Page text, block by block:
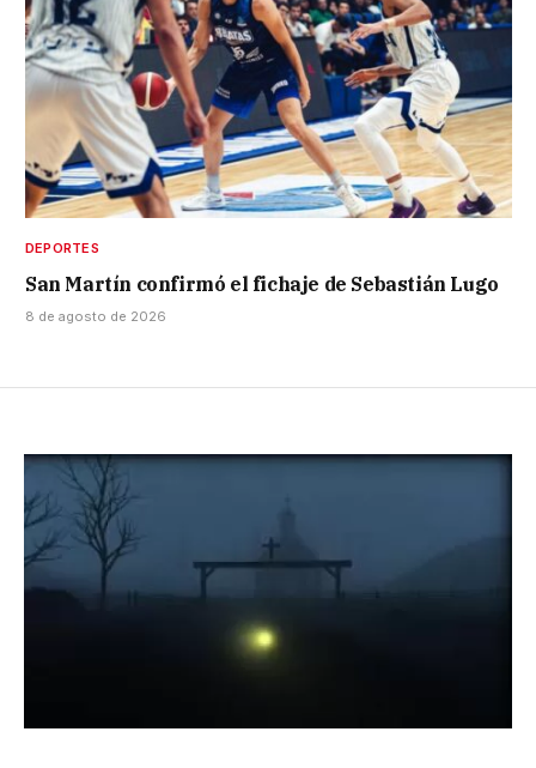
DEPORTES
San Martín confirmó el fichaje de Sebastián Lugo
8 de agosto de 2026